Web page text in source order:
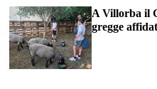
A Villorba il
gregge